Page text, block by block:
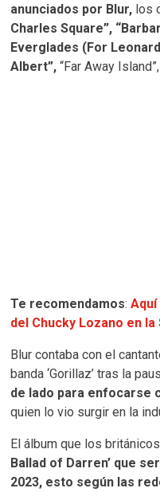
anunciados por Blur, los
Charles Square”,
Everglades (For
Albert”, “Far Away
Te recomendamos:
del Chucky Lozano en la
Blur contaba con el
banda ‘Gorillaz’ tras la
de lado para enfocarse
quien lo vio surgir en la
El álbum que los
Ballad of Darren’ que
2023, esto según las